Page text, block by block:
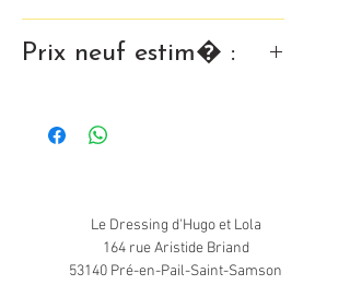
Prix neuf estim� :
Le Dressing d'Hugo et Lola
164 rue Aristide Briand
53140 Pré-en-Pail-Saint-Samson